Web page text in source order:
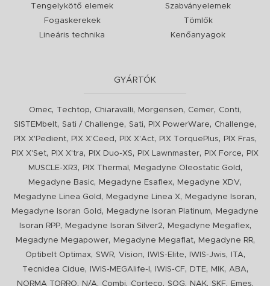
Tengelykötő elemek
Fogaskerekek
Lineáris technika
Szabványelemek
Tömlők
Kenőanyagok
GYÁRTÓK
Omec, Techtop, Chiaravalli, Morgensen, Cemer, Conti,
SISTEMbelt, Sati / Challenge, Sati, PIX PowerWare, Challenge,
PIX X'Pedient, PIX X'Ceed , PIX X'Act, PIX TorquePlus, PIX Fras,
PIX X'Set, PIX X'tra, PIX Duo-XS, PIX Lawnmaster, PIX Force,
PIX
MUSCLE-XR3, PIX Thermal , Megadyne Oleostatic Gold ,
Megadyne Basic, Megadyne Esaflex, Megadyne XDV,
Megadyne Linea Gold , Megadyne Linea X, Megadyne Isoran,
Megadyne Isoran Gold , Megadyne Isoran Platinum,
Megadyne
Isoran RPP, Megadyne Isoran Silver2, Megadyne Megaflex,
Megadyne Megapower, Megadyne Megaflat, Megadyne RR,
Optibelt Optimax, SWR, Vision, IWIS-Elite, IWIS-Jwis, ITA,
Tecnidea Cidue, IWIS-MEGAlife-I , IWIS-CF, DTE, MIK, ABA,
NORMA TORRO, N/A, Combi, Corteco, SOG, NAK, SKF, Emes,